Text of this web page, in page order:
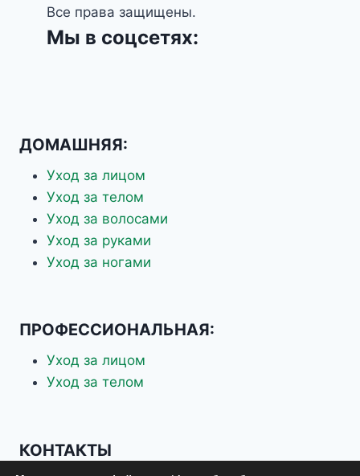
Все права защищены.
Мы в соцсетях:
ДОМАШНЯЯ:
Уход за лицом
Уход за телом
Уход за волосами
Уход за руками
Уход за ногами
ПРОФЕССИОНАЛЬНАЯ:
Уход за лицом
Уход за телом
КОНТАКТЫ